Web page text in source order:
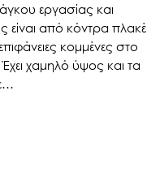
εργασίας και
είναι από κόντρα πλακέ
κομμένες στο
χαμηλό ύψος και τα